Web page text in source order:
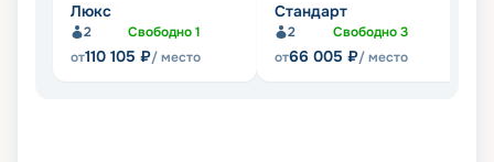
Люкс
2 Свободно1
от110 105 ₽/ место
Стандарт
2 Свободно3
от66 005 ₽/ место